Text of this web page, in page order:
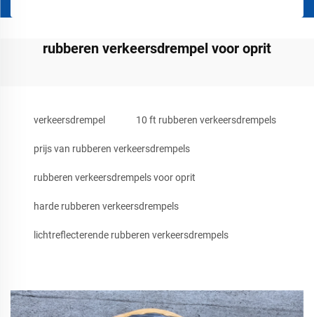
rubberen verkeersdrempel voor oprit
verkeersdrempel 10 ft rubberen verkeersdrempels
prijs van rubberen verkeersdrempels
rubberen verkeersdrempels voor oprit
harde rubberen verkeersdrempels
lichtreflecterende rubberen verkeersdrempels